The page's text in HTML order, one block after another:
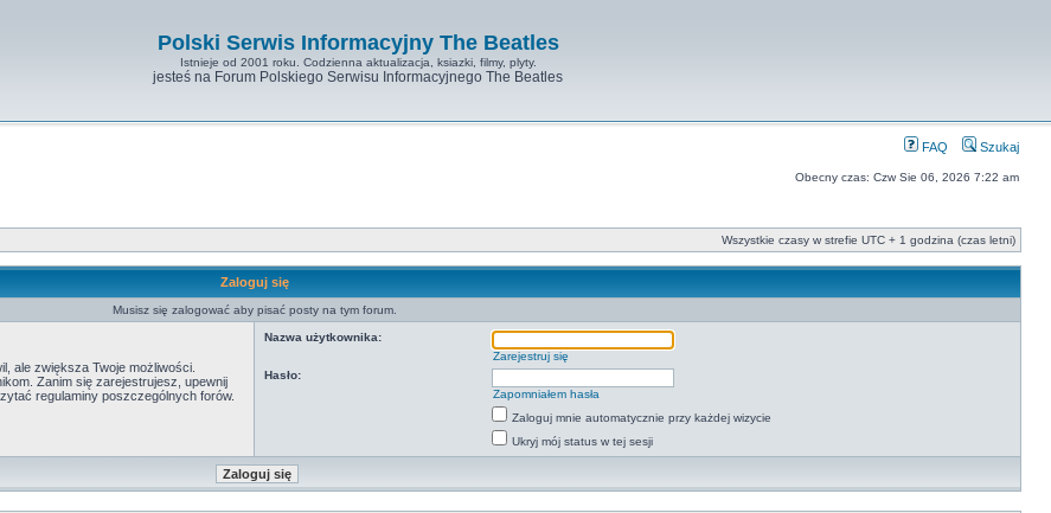
Polski Serwis Informacyjny The Beatles
Istnieje od 2001 roku. Codzienna aktualizacja, ksiazki, filmy, plyty.
jesteś na Forum Polskiego Serwisu Informacyjnego The Beatles
FAQ Szukaj
Obecny czas: Czw Sie 06, 2026 7:22 am
Wszystkie czasy w strefie UTC + 1 godzina (czas letni)
Zaloguj się
Musisz się zalogować aby pisać posty na tym forum.
ale zwiększa Twoje możliwości.
Zanim się zarejestrujesz, upewnij
regulaminy poszczególnych forów.
Nazwa użytkownika:
Zarejestruj się
Hasło:
Zapomniałem hasła
Zaloguj mnie automatycznie przy każdej wizycie
Ukryj mój status w tej sesji